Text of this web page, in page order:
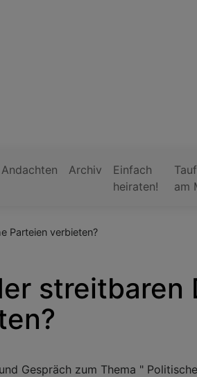
Andachten Archiv
Einfach
heiraten!
am
Parteien verbieten?
streitbaren
Gespräch zum Thema "